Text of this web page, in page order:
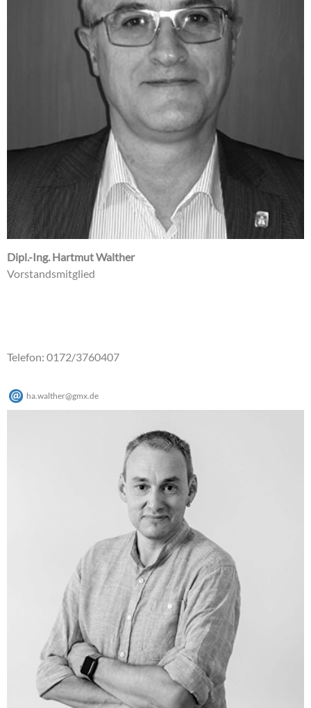
Dipl.-Ing. Hartmut Walther
Vorstandsmitglied
Telefon: 0172/3760407
ha.walther@gmx.de